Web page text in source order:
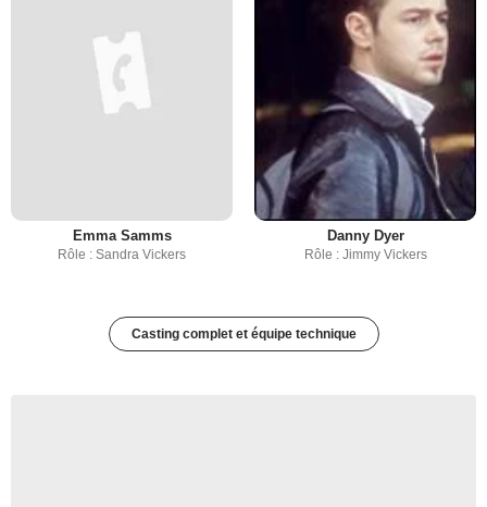
Emma Samms
Rôle : Sandra Vickers
Danny Dyer
Rôle : Jimmy Vickers
Casting complet et équipe technique